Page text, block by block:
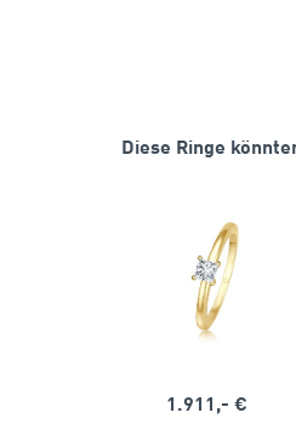
Diese Ringe
1.911,- €